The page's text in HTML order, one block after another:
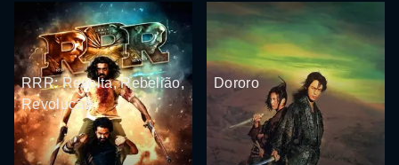
RRR: Revolta, Rebelião,
Revolução
Dororo